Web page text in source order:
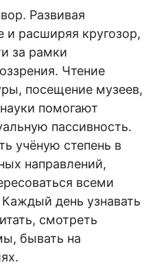
Развивая
расширяя кругозор,
за рамки
Чтение
посещение музеев,
помогают
пассивность.
учёную степень в
направлений,
всеми
день узнавать
смотреть
бывать на